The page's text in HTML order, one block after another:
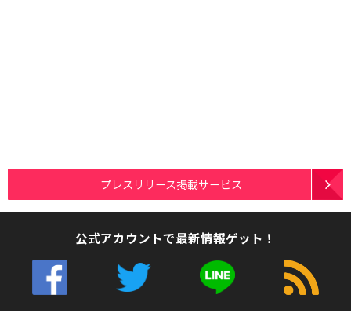
プレスリリース掲載サービス
公式アカウントで最新情報ゲット！